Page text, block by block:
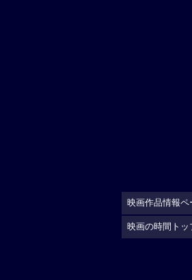
映画作品情報ペ
映画の時間トッ